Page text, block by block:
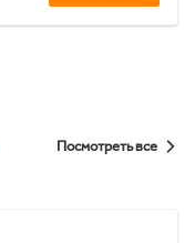
Посмотреть все